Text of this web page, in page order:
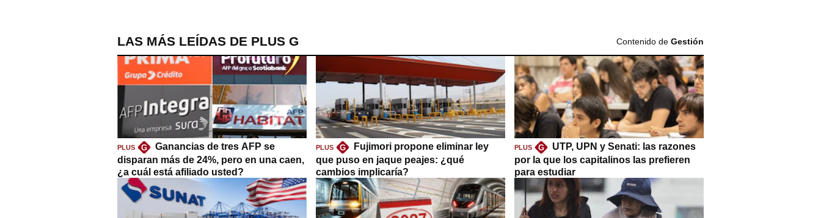
LAS MÁS LEÍDAS DE PLUS G Contenido de Gestión
PLUS G
Ganancias de tres AFP se
disparan más de 24%, pero en una caen,
¿a cuál está afiliado usted?
PLUS G
Fujimori propone eliminar ley
que puso en jaque peajes: ¿qué
cambios implicaría?
PLUS G
UTP, UPN y Senati: las razones
por la que los capitalinos las prefieren
para estudiar